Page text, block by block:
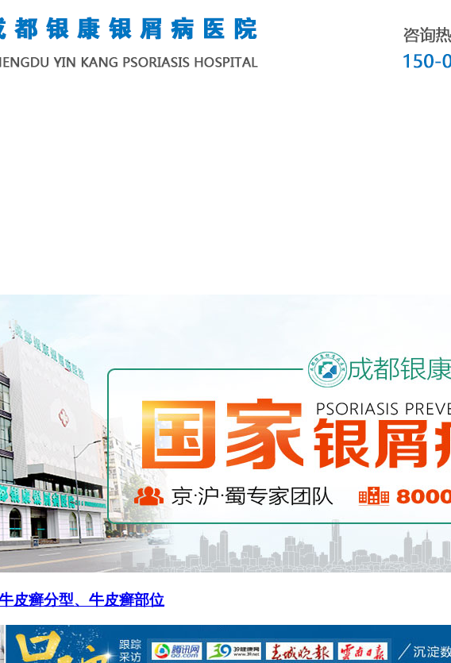
皮癣分型、 牛皮癣部位